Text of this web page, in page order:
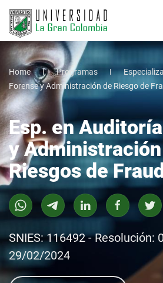
Home Programas
Forense y Administración de Riesgo de
Esp. en
y
Riesgos de
SNIES: 116492 - Resolución:
29/02/2024